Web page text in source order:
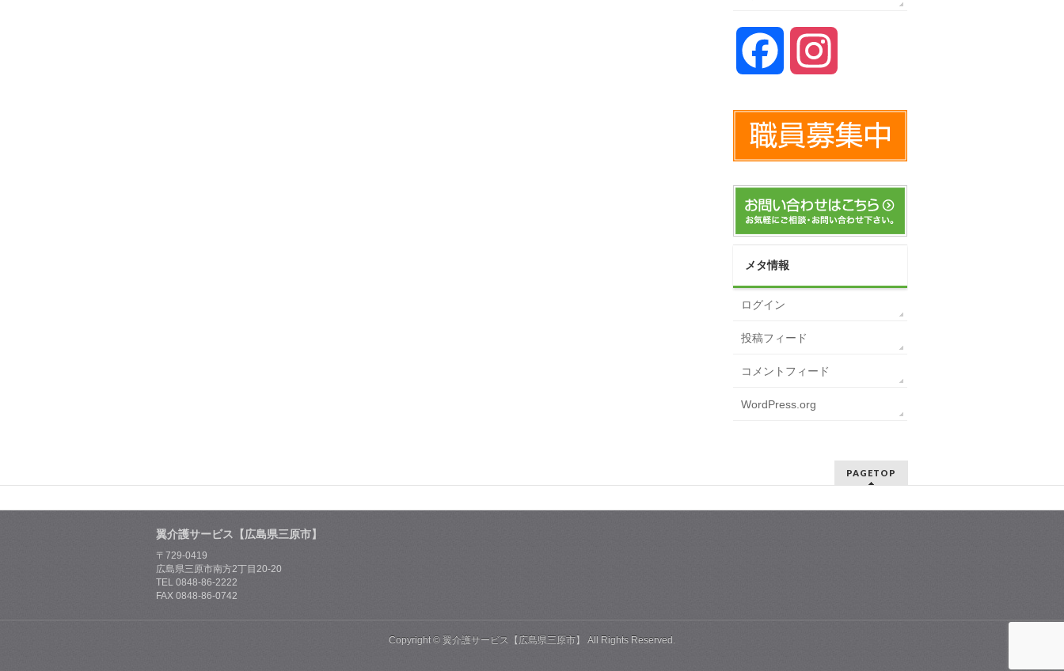
Facebook
メタ情報
ログイン
投稿フィード
コメントフィード
WordPress.org
PAGETOP
翼介護サービス【広島県三原市】
〒729-0419
広島県三原市南方2丁目20-20
TEL 0848-86-2222
FAX 0848-86-0742
Copyright © 翼介護サービス【広島県三原市】 All Rights Reserved.